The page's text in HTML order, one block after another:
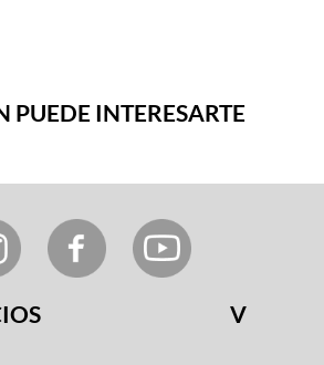
PUEDE INTERESARTE
V